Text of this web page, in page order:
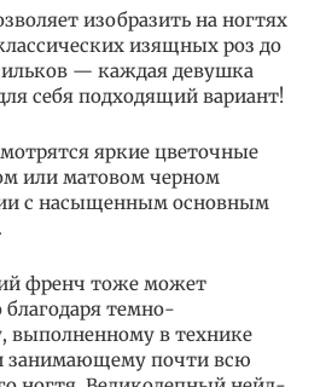
изобразить на ногтях
изящных роз до
— каждая девушка
себя подходящий вариант!
яркие цветочные
или матовом черном
с насыщенным основным
френч тоже может
темно-
выполненному в технике
занимающему почти всю